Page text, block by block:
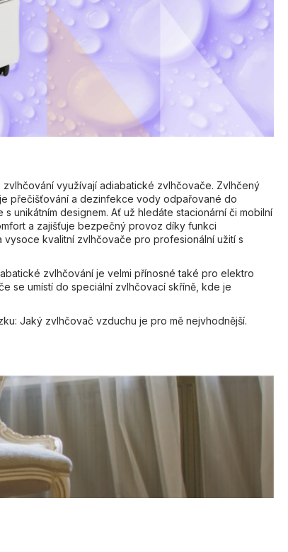
využívají adiabatické zvlhčovače. Zvlhčený
přečišťování a dezinfekce vody odpařované do
unikátním designem. Ať už hledáte stacionární či mobilní
a zajišťuje bezpečný provoz díky funkci
kvalitní zvlhčovače pro profesionální užití s
zvlhčování je velmi přínosné také pro elektro
se umístí do speciální zvlhčovací skříně, kde je
Jaký zvlhčovač vzduchu je pro mě nejvhodnější.
Následující
AD 975